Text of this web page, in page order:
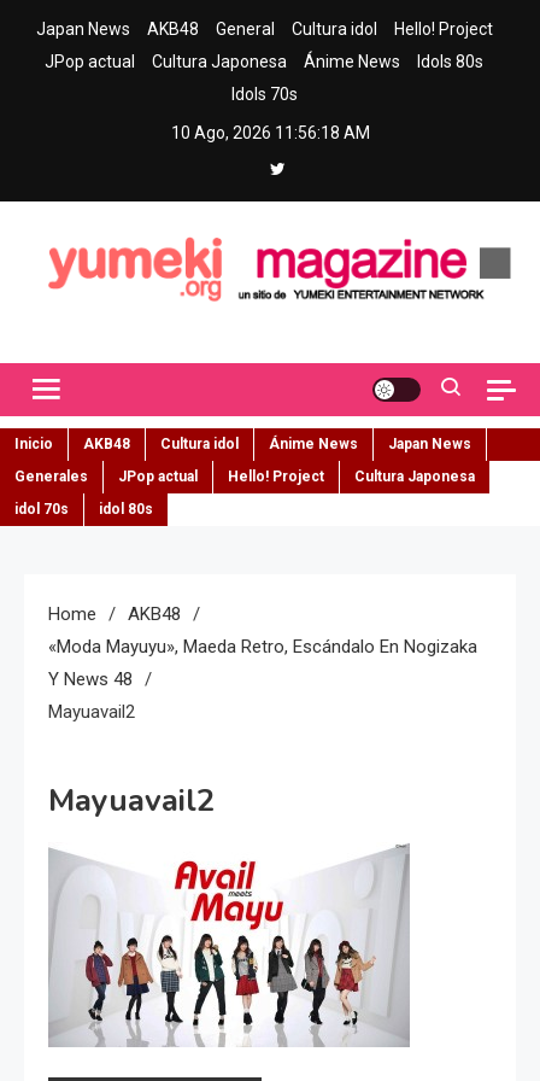
Japan News AKB48 General Cultura idol
Hello! Project
JPop actual
Cultura Japonesa Ánime News
Idols 80s
Idols 70s
10 Ago, 2026 11:56:19 AM
Inicio AKB48 Cultura idol Ánime News
Japan News
Generales
JPop actual Hello! Project
Cultura Japonesa
idol 70s
idol 80s
Home
AKB48
«Moda Mayuyu», Maeda Retro, Escándalo En Nogizaka
Y News 48
Mayuavail2
Mayuavail2